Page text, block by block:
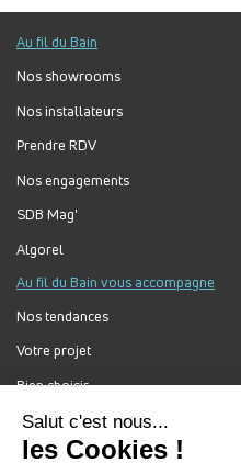
Au fil du Bain
Nos showrooms
Nos installateurs
Prendre RDV
Nos engagements
SDB Mag'
Algorel
Au fil du Bain vous accompagne
Nos tendances
Votre projet
Bien choisir
Forum Au Fil du Bain